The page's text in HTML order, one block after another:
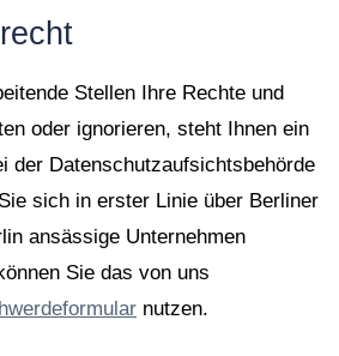
Stellen Ihre Rechte und
oder ignorieren, steht Ihnen ein
der Datenschutzaufsichtsbehörde
sich in erster Linie über Berliner
ansässige Unternehmen
Sie das von uns
nutzen.